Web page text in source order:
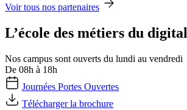
Voir tous nos partenaires
L’école des métiers du digital
Nos campus sont ouverts du lundi au vendredi
De 08h à 18h
Journées Portes Ouvertes
Télécharger la brochure